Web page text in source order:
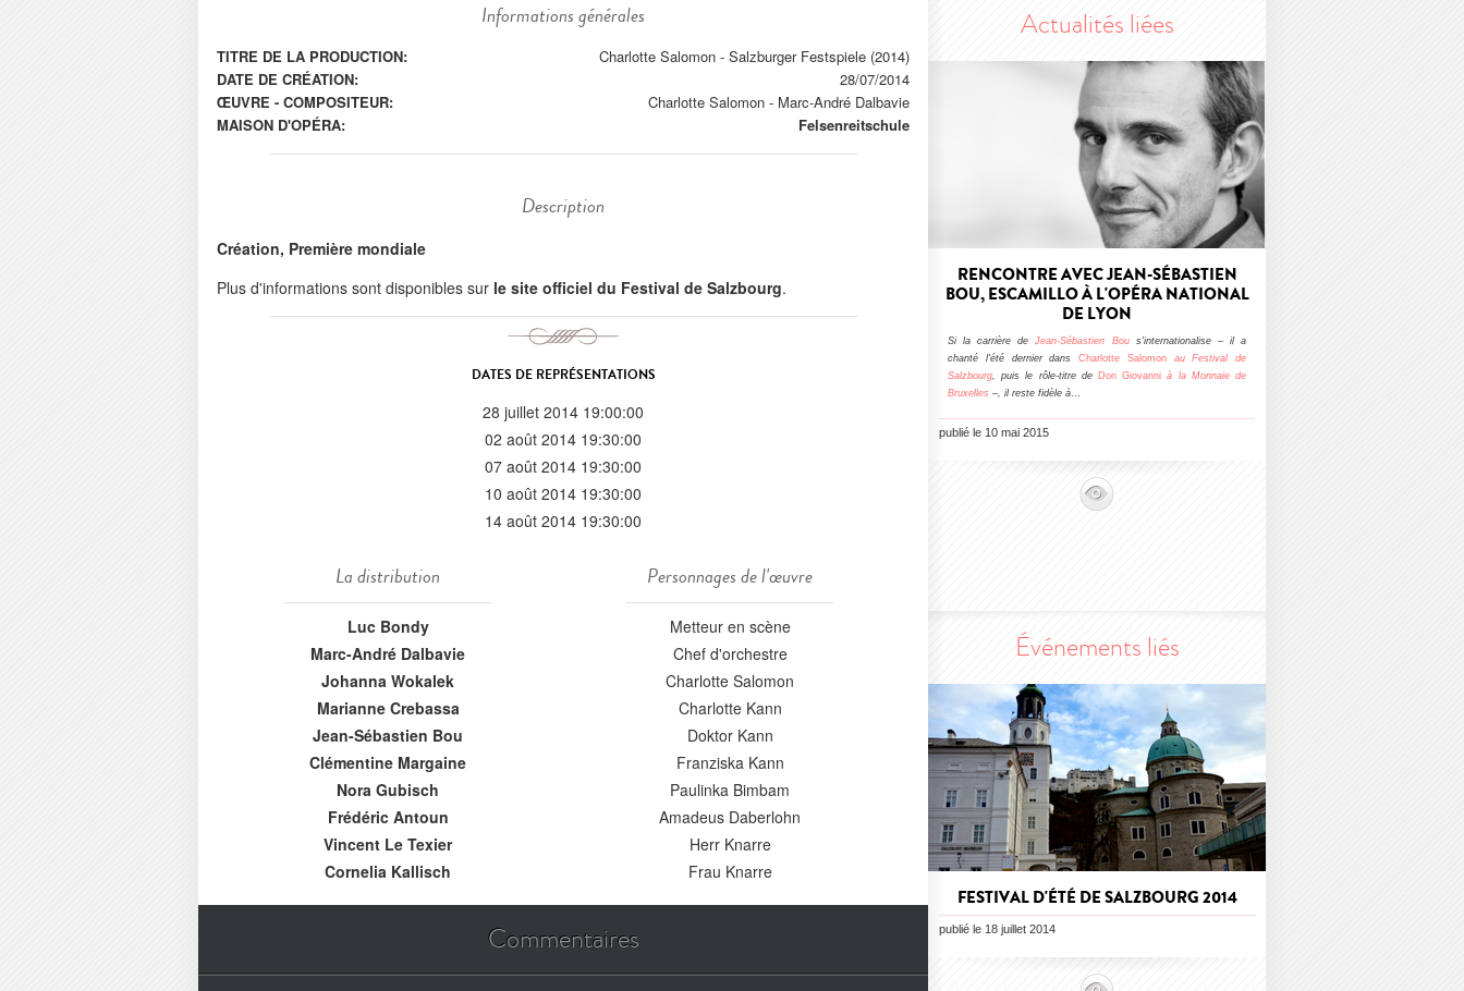
Informations générales
TITRE DE LA PRODUCTION:
Charlotte Salomon - Salzburger Festspiele (2014)
DATE DE CRÉATION:
28/07/2014
ŒUVRE - COMPOSITEUR:
Charlotte Salomon - Marc-André Dalbavie
MAISON D'OPÉRA:
Felsenreitschule
Description
Création, Première mondiale
Plus d'informations sont disponibles sur le site officiel du Festival de Salzbourg.
DATES DE REPRÉSENTATIONS
28 juillet 2014 19:00:00
02 août 2014 19:30:00
07 août 2014 19:30:00
10 août 2014 19:30:00
14 août 2014 19:30:00
La distribution
Luc Bondy
Marc-André Dalbavie
Johanna Wokalek
Marianne Crebassa
Jean-Sébastien Bou
Clémentine Margaine
Nora Gubisch
Frédéric Antoun
Vincent Le Texier
Cornelia Kallisch
Personnages de l'œuvre
Metteur en scène
Chef d'orchestre
Charlotte Salomon
Charlotte Kann
Doktor Kann
Franziska Kann
Paulinka Bimbam
Amadeus Daberlohn
Herr Knarre
Frau Knarre
Commentaires
Actualités liées
RENCONTRE AVEC JEAN-SÉBASTIEN
BOU, ESCAMILLO À L'OPÉRA NATIONAL
DE LYON
Si la carrière deJean-Sébastien Bous'internationalise – il a
chanté l'été dernier dans Charlotte Salomonau Festival de
Salzbourg, puis le rôle-titre de Don Giovanni à la Monnaie de
Bruxelles –, il reste fidèle à…
publié le 10 mai 2015
Événements liés
FESTIVAL D'ÉTÉ DE SALZBOURG 2014
publié le 18 juillet 2014